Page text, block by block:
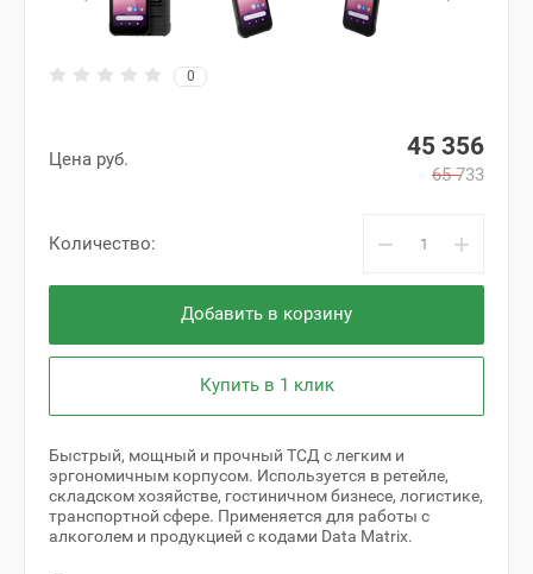
0
Цена руб. 45 356
65 733
Количество: − +
Добавить в корзину
Купить в 1 клик
Быстрый, мощный и прочный ТСД с легким и
эргономичным корпусом. Используется в ретейле,
складском хозяйстве, гостиничном бизнесе, логистике,
транспортной сфере. Применяется для работы с
алкоголем и продукцией с кодами Data Matrix.